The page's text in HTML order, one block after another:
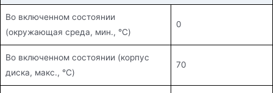
Во включенном состоянии
(окружающая среда, мин., °C)
0
Во включенном состоянии (корпус
диска, макс., °C)
70